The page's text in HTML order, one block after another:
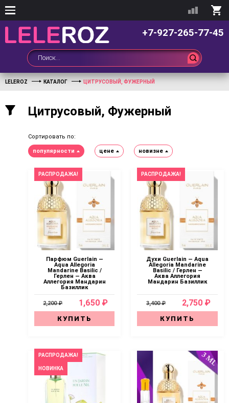
+7-927-265-77-45
LELEROZ КАТАЛОГ ЦИТРУСОВЫЙ, ФУЖЕРНЫЙ
Цитрусовый, Фужерный
Сортировать по:
популярности цене новизне
РАСПРОДАЖА!
Парфюм Guerlain —
Aqua Allegoria
Mandarine Basilic /
Герлен — Аква
Аллегория Мандарин
Базиллик
2,200 ₽ 1,650 ₽
КУПИТЬ
РАСПРОДАЖА!
Духи Guerlain — Aqua
Allegoria Mandarine
Basilic / Герлен —
Аква Аллегория
Мандарин Базиллик
3,400 ₽ 2,750 ₽
КУПИТЬ
РАСПРОДАЖА!
НОВИНКА